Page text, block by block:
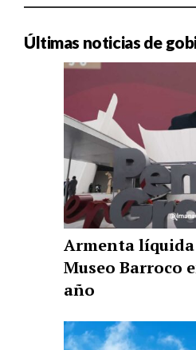
Últimas noticias de
Armenta
Museo Barroco
año